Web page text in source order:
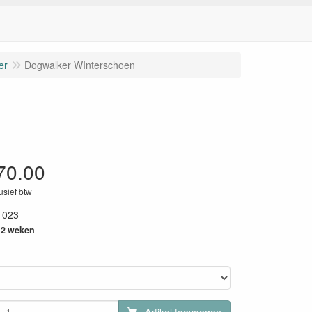
Dogwalker WInterschoen
btw
weken